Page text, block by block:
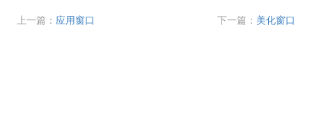
上一篇： 应用窗口 下一篇： 美化窗口